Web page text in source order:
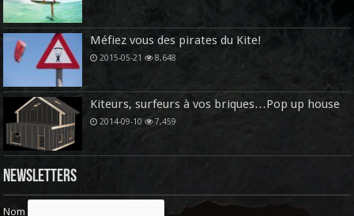
Méfiez vous des pirates du Kite!
2015-05-21 8,648
Kiteurs, surfeurs à vos briques…Pop up house
2014-09-10 7,459
Newsletters
Nom